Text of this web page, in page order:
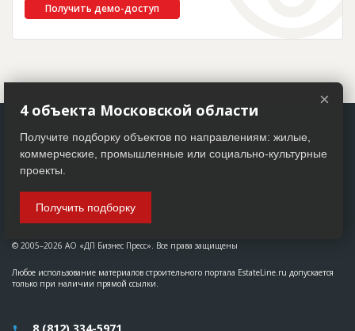
Получить демо-доступ
© 2005–2026 АО «ДП Бизнес Пресс». Все права защищены
Любое использование материалов строительного портала EstateLine.ru допускается
только при наличии прямой ссылки.
×
4 объекта Московской области
Получите подборку объектов по направлениям: жилые,
коммерческие, промышленные или социально-культурные
проекты.
Получить подборку